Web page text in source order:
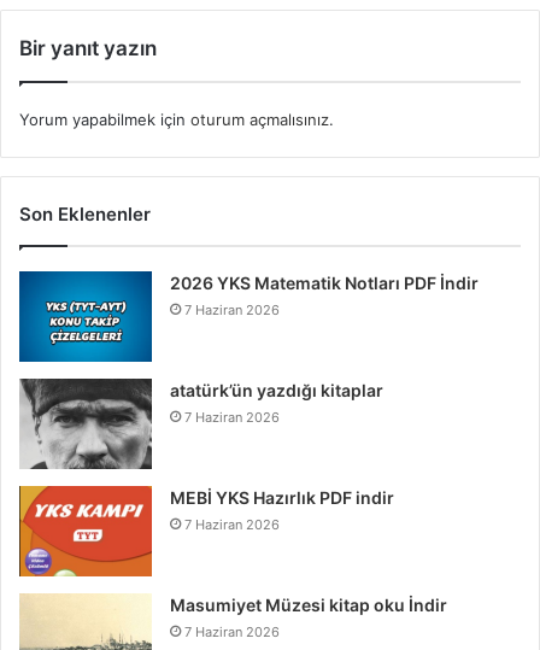
Bir yanıt yazın
Yorum yapabilmek için oturum açmalısınız.
Son Eklenenler
2026 YKS Matematik Notları PDF İndir
7 Haziran 2026
atatürk’ün yazdığı kitaplar
7 Haziran 2026
MEBİ YKS Hazırlık PDF indir
7 Haziran 2026
Masumiyet Müzesi kitap oku İndir
7 Haziran 2026